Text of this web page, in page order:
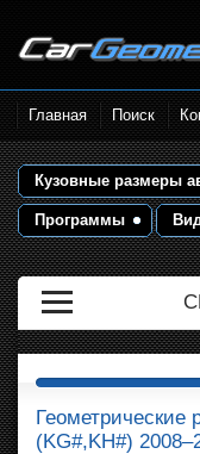
Размеры кузова
Контрольные точки и
размеры.
Главная Поиск
Кузовные размеры
Программы
Геометрические
(KG#,KH#)